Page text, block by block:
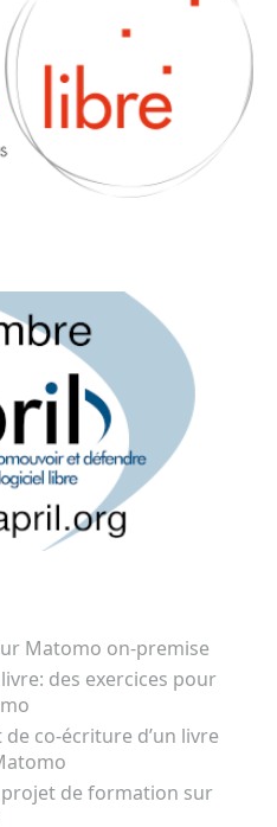
Matomo on-premise
des exercices pour
co-écriture d’un livre
projet de formation sur